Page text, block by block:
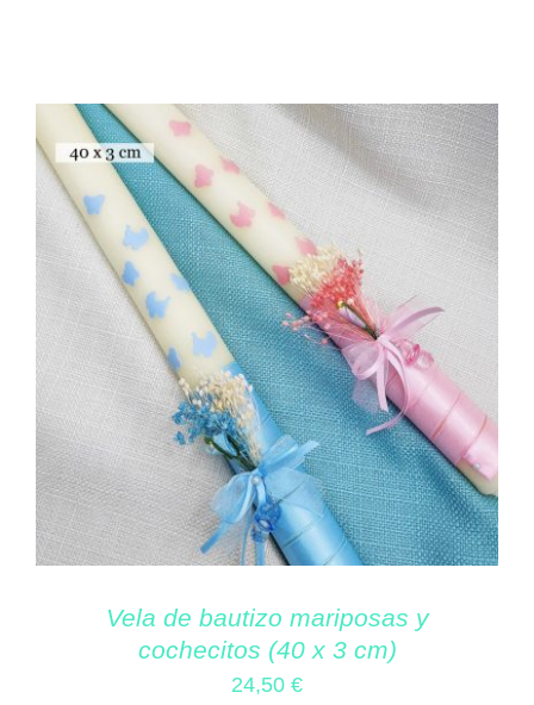
Vela de bautizo mariposas y
cochecitos (40 x 3 cm)
24,50 €